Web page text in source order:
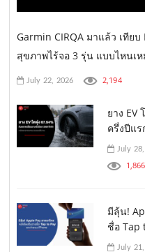
Garmin CIRQA มาแล้ว เทีย
สุขภาพไร้จอ 3 รุ่น แบบไหนเห
July 22, 2026 2,194
ยาง EV
ครึ่งปีแ
July
1,866
มีลุ้น!
ชื่อ Tap
July